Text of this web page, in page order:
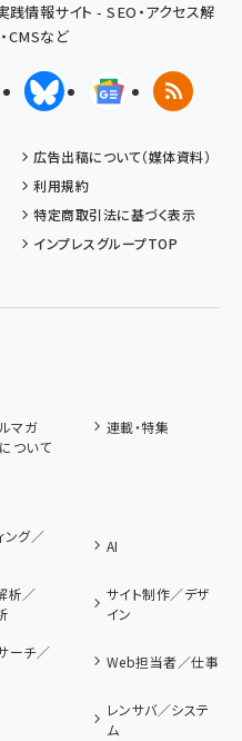
情報サイト - SEO・アクセス解
CMSなど
X(エックス)BlueskyGoogleニュ
RSS
広告出稿について（媒体資料）
利用規約
特定商取引法に基づく表示
インプレスグループTOP
マガ
連載・特集
ついて
ング／
AI
析／
サイト制作／デザ
イン
ーチ／
Web担当者／仕事
レンサバ／システ
ム